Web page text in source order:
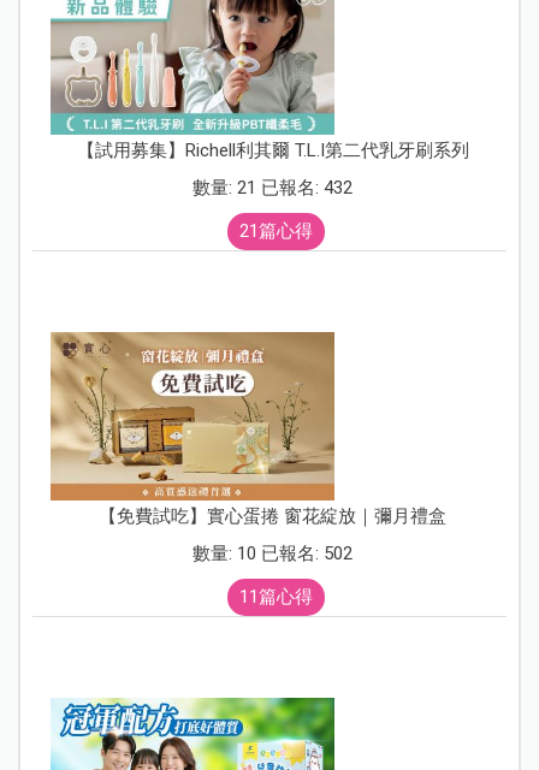
【試用募集】Richell利其爾 T.L.I第二代乳牙刷系列
數量: 21 已報名: 432
21篇心得
【免費試吃】實心蛋捲 窗花綻放｜彌月禮盒
數量: 10 已報名: 502
11篇心得